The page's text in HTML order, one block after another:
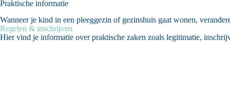
Praktische informatie
Wanneer je kind in een pleeggezin of gezinshuis gaat wonen,
Regelen & inschrijven
Hier vind je informatie over praktische zaken zoals legitimatie,